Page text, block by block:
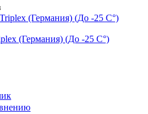
(Германия) (До -25 C°)